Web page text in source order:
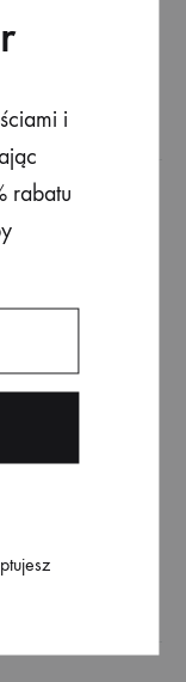
5% poliester
i
rabatu